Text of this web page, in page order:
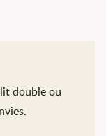
double ou